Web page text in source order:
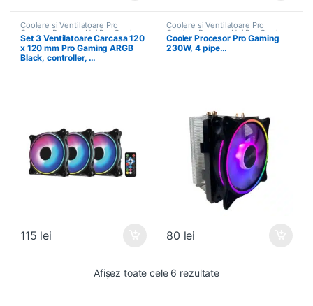
Coolere si Ventilatoare Pro
Gaming, Produse Noi Pro Gaming
Set 3 Ventilatoare Carcasa 120
x 120 mm Pro Gaming ARGB
Black, controller, …
115 lei
Coolere si Ventilatoare Pro
Gaming,Produse Noi Pro Gaming
Cooler Procesor Pro Gaming
230W, 4 pipe…
80 lei
Afișez toate cele 6 rezultateSortat după